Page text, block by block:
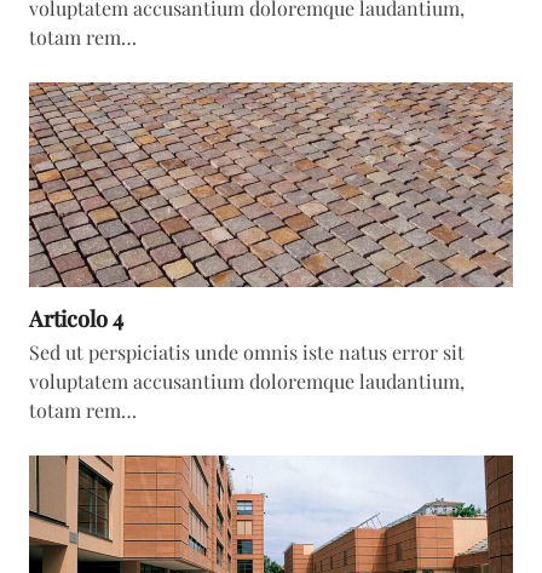
voluptatem accusantium doloremque laudantium,
totam rem…
Articolo 4
Sed ut perspiciatis unde omnis iste natus error sit
voluptatem accusantium doloremque laudantium,
totam rem…